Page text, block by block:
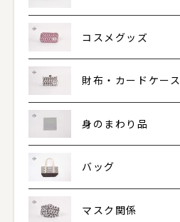
コスメグッズ
財布・カードケース
身のまわり品
バッグ
マスク関係